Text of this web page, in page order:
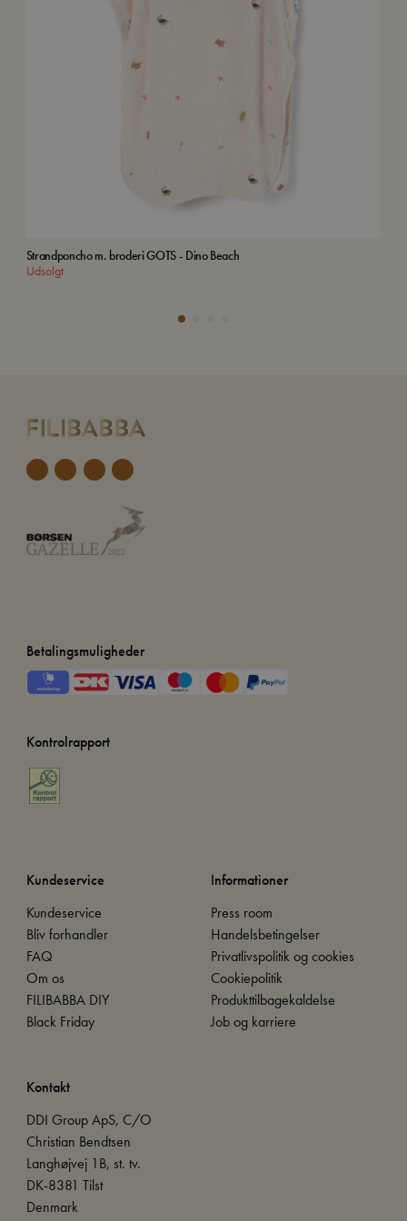
Strandponcho m. broderi GOTS - Dino Beach
Udsolgt
Betalingsmuligheder
Kontrolrapport
Kundeservice
Kundeservice
Bliv forhandler
FAQ
Om os
FILIBABBA DIY
Black Friday
Informationer
Press room
Handelsbetingelser
Privatlivspolitik og cookies
Cookiepolitik
Produkttilbagekaldelse
Job og karriere
Kontakt
DDI Group ApS, C/O
Christian Bendtsen
Langhøjvej 1B, st. tv.
DK-8381 Tilst
Denmark